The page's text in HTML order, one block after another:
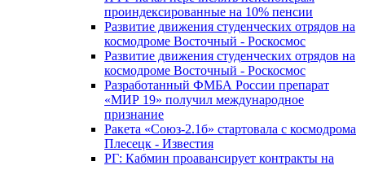
проиндексированные на 10% пенсии
Развитие движения студенческих отрядов на
космодроме Восточный - Роскосмос
Развитие движения студенческих отрядов на
космодроме Восточный - Роскосмос
Разработанный ФМБА России препарат
«МИР 19» получил международное
признание
Ракета «Союз-2.1б» стартовала с космодрома
Плесецк - Известия
РГ: Кабмин проавансирует контракты на